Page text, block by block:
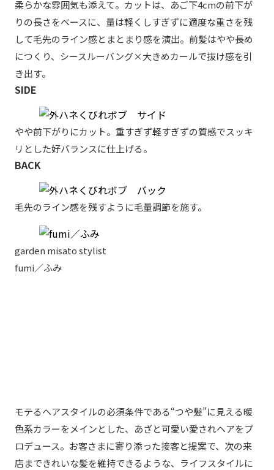
柔らかな雰囲気も添えて。カットは、あご下4cmの前下が
りの長さをベースに、量は軽くしすぎずに適度な重さを残
して毛先のライン感とまとまり感を演出。前髪はやや長め
につくり、シースルーバング×大きめカールで抜け感を引
き出す。
SIDE
やや前下がりにカット。重すぎず軽すぎずの質感でスッキ
リとした好バランスに仕上げる。
BACK
毛先のライン感を残すように毛量調節を施す。
garden misato stylist
fumi／ふみ
モテるヘアスタイルの必須条件である“つや髪”に見える暖
色系カラーをメインとした、あざと可愛い愛されヘアをプ
ロデュース。お客さまに寄り添った接客と提案で、次の来
店まできれいな髪を維持できるような、ライフスタイルに